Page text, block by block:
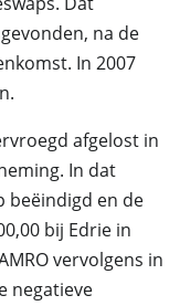
na de
In 2007
afgelost in
In dat
beëindigd en de
bij Edrie in
vervolgens in
negatieve